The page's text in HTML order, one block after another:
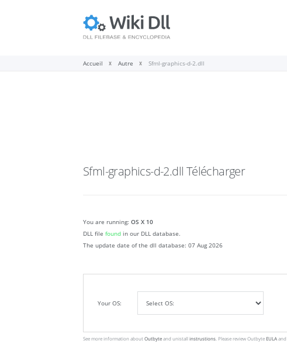
Accueil Autre Sfml-graphics-d-2.dll
Sfml-graphics-d-2.dll Télécharger
You are running: OS X 10
DLL file found in our DLL database.
The update date of the dll database: 07 Aug 2026
Your OS:
See more information about Outbyteand unistallinstrustions . Please review OutbyteEULAand